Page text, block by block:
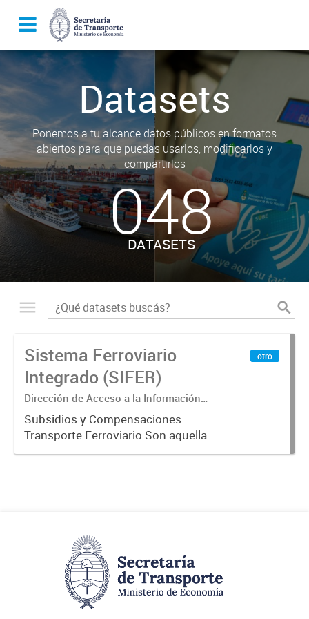
Datasets
Ponemos a tu alcance datos públicos en formatos
abiertos para que puedas usarlos, modificarlos y
compartirlos
048
DATASETS
Sistema Ferroviario
Integrado (SIFER)
Dirección de Acceso a la Información
Pública y Transparencia
Subsidios y Compensaciones
Transporte Ferroviario Son aquellas
transferencias realizadas por la
otro